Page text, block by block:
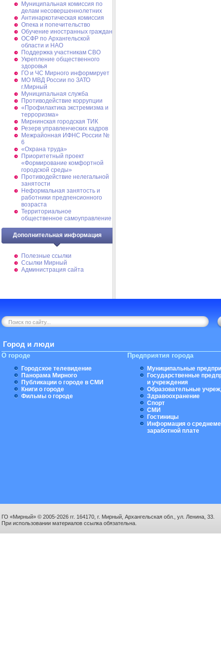
Муниципальная комиссия по
делам несовершеннолетних
Антинаркотическая комиссия
Опека и попечительство
Обучение иностранных граждан
ОСФР по Архангельской
области и НАО
Поддержка участникам СВО
Укрепление общественного
здоровья
ГО и ЧС Мирного информирует
МО МВД России по ЗАТО
г.Мирный
Муниципальная cлужба
Противодействие коррупции
«Профилактика экстремизма и
терроризма»
Мирнинская городская ТИК
Резерв управленческих кадров
Межрайонная ИФНС России №
6
«Охрана труда»
Приоритетный проект
«Формирование комфортной
городской среды»
Противодействие нелегальной
занятости
Неформальная занятость и
работники предпенсионного
возраста
Территориальное
общественное самоуправление
Дополнительная информация
Полезные ссылки
Ссылки Мирный
Администрация сайта
Город и люди
О городе
Городское телевидение
Панорама Мирного
Публикации о городе в СМИ
Книги о городе
Фильмы о городе
Предприятия города
Муниципальные
Государственные
и учреждения
Образовательные
Здравоохранение
Спорт
СМИ
Гостиницы
Информация о
заработной плате
ГО «Мирный» © 2005-2026 гг. 164170, г. Мирный, Архангельская обл., ул. Ленина, 33.
При использовании материалов ссылка обязательна.